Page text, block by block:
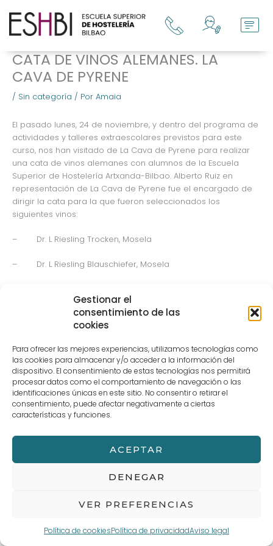
Gestionar el
consentimiento de las
cookies
Para ofrecer las mejores experiencias, utilizamos tecnologías como
las cookies para almacenar y/o acceder a la información del
dispositivo. El consentimiento de estas tecnologías nos permitirá
procesar datos como el comportamiento de navegación o las
identificaciones únicas en este sitio. No consentir o retirar el
consentimiento, puede afectar negativamente a ciertas
características y funciones.
ACEPTAR
DENEGAR
VER PREFERENCIAS
Política de cookiesPolítica de privacidadAviso legal
contenido
CATA DE VINOS ALEMANES. LA
CAVA DE PYRENE
/ Sin categoría / Por Amaia
El pasado lunes, 24 de noviembre, y dentro del programa de
actividades y talleres extraescolares previstos para este
curso, nos han visitado de La Cava de Pyrene para realizar
una cata de vinos alemanes con alumnos de la Escuela
Superior de Hostelería Artxanda-Bilbao. Alberto Ruiz en
representación de La Cava de Pyrene fue el encargado de
dirigir la cata para la que fueron seleccionados los
siguientes vinos:
– Dr. L Riesling Trocken, Mosela
– Dr. L Riesling Blauschiefer, Mosela
– Dr. L Riesling Feinherb, Mosela
Mosela
– Dr. Loosen Wehlener Sonnenuhr Riesling Spätlese,
Mosela